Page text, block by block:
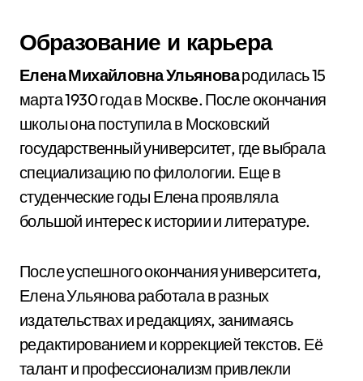
Образование и карьера
Елена Михайловна Ульяновародилась 15
марта 1930 года в Москвe. После окончания
школы она поступила в Московский
государственный университет, где выбрала
специализацию по филологии. Еще в
студенческие годы Елена проявляла
большой интерес к истории и литературе.
После успешного окончания университетa,
Елена Ульянова работала в разных
издательствах и редакциях, занимаясь
редактированием и коррекцией текстов. Её
талант и профессионализм привлекли